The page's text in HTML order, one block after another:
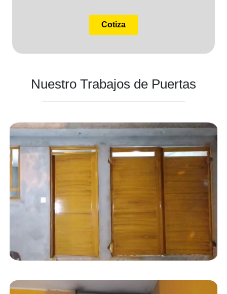
Cotiza
Nuestro Trabajos de Puertas